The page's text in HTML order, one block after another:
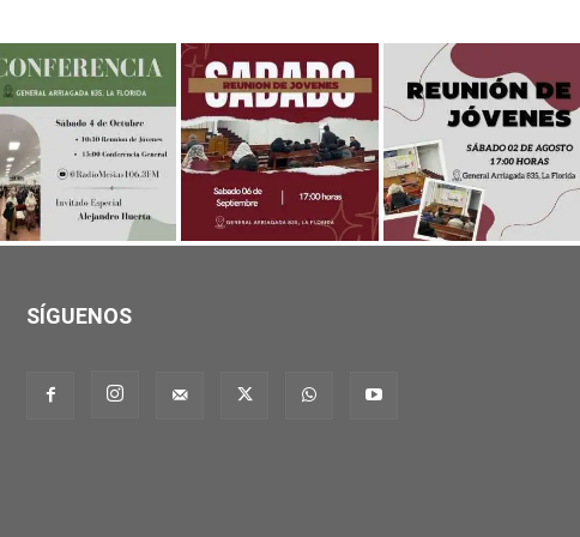
SÍGUENOS